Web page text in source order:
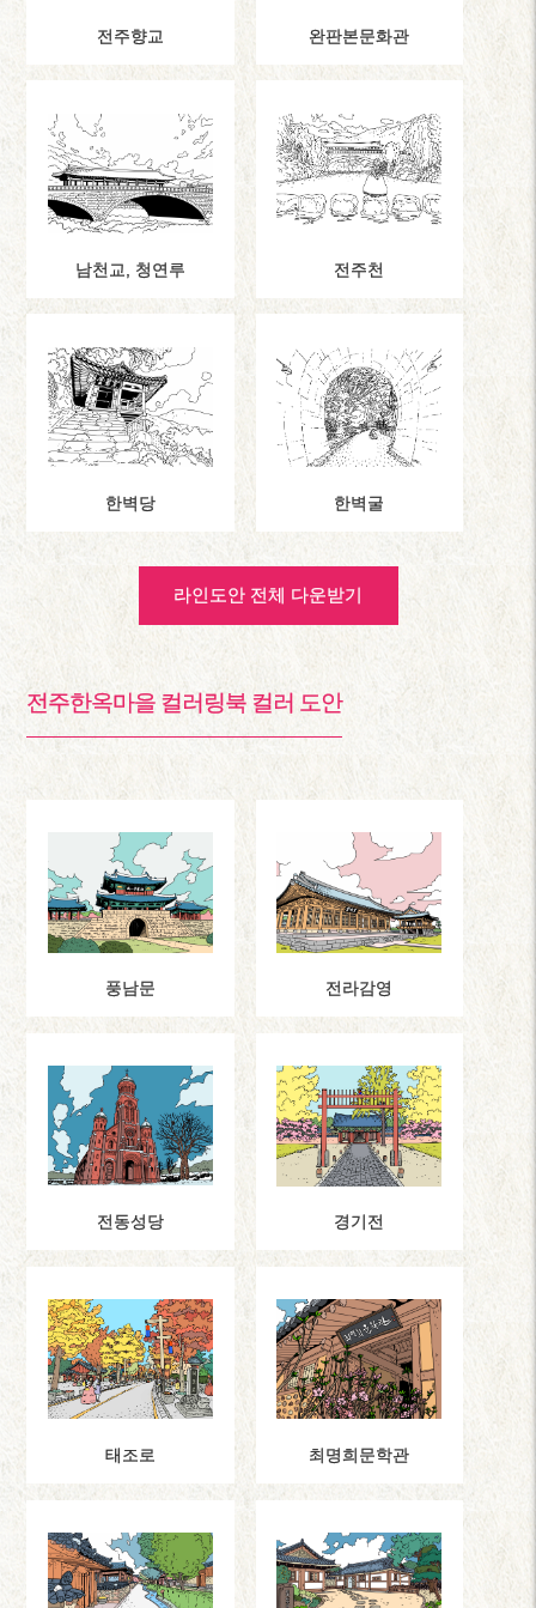
전주향교 완판본문화관
남천교, 청연루 전주천
한벽당 한벽굴
라인도안 전체 다운받기
전주한옥마을 컬러링북 컬러 도안
풍남문 전라감영
전동성당 경기전
태조로 최명희문학관